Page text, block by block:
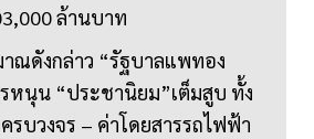
ล้านบาท
ณดังกล่าว “รัฐบาลแพทอง
หนุน “ประชานิยม”เต็มสูบ ทั้ง
รบวงจร – ค่าโดยสารรถไฟฟ้า